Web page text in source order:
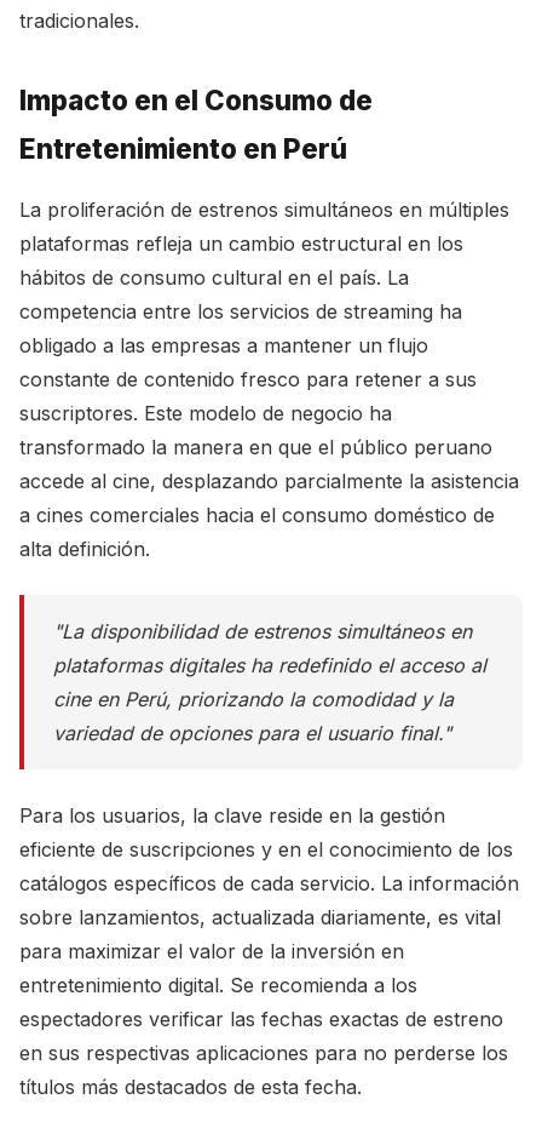
tradicionales.
Impacto en el Consumo de
Entretenimiento en Perú
La proliferación de estrenos simultáneos en múltiples
plataformas refleja un cambio estructural en los
hábitos de consumo cultural en el país. La
competencia entre los servicios de streaming ha
obligado a las empresas a mantener un flujo
constante de contenido fresco para retener a sus
suscriptores. Este modelo de negocio ha
transformado la manera en que el público peruano
accede al cine, desplazando parcialmente la asistencia
a cines comerciales hacia el consumo doméstico de
alta definición.
"La disponibilidad de estrenos simultáneos en
plataformas digitales ha redefinido el acceso al
cine en Perú, priorizando la comodidad y la
variedad de opciones para el usuario final."
Para los usuarios, la clave reside en la gestión
eficiente de suscripciones y en el conocimiento de los
catálogos específicos de cada servicio. La información
sobre lanzamientos, actualizada diariamente, es vital
para maximizar el valor de la inversión en
entretenimiento digital. Se recomienda a los
espectadores verificar las fechas exactas de estreno
en sus respectivas aplicaciones para no perderse los
títulos más destacados de esta fecha.